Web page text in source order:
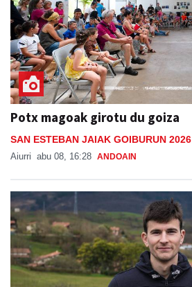
Potx magoak girotu du goiza
SAN ESTEBAN JAIAK GOIBURUN 2026
Aiurri abu 08, 16:28 ANDOAIN